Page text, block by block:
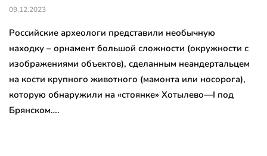
09.12.2023
Российские археологи представили необычную
находку – орнамент большой сложности (окружности с
изображениями объектов), сделанным неандертальцем
на кости крупного животного (мамонта или носорога),
которую обнаружили на «стоянке» Хотылево—I под
Брянском….